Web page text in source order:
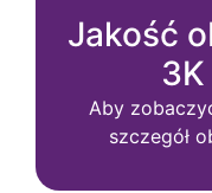
Jakość
3K
Aby
szczegół